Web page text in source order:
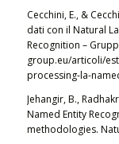
Cecchini, E., &
dati con il Natural
Recognition –
group.eu/articoli/
processing-la-
Jehangir, B.,
Named Entity
methodologies.